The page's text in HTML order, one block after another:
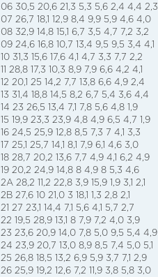
06 30,5 20,6 21,3 5,3 5,6 2,4 4,4 2,3
07 26,7 18,1 12,9 8,4 9,9 5,9 4,6 4,0
08 32,9 14,8 15,1 6,7 3,5 4,7 7,2 3,2
09 24,6 16,8 10,7 13,4 9,5 9,5 3,4 4,1
10 31,3 15,6 17,6 4,1 4,7 3,3 7,7 2,2
11 28,8 17,3 10,3 8,9 7,9 6,6 4,2 4,1
12 20,1 25 14,2 7,7 13,8 6,6 4,9 2,4
13 31,4 18,8 14,5 8,2 6,7 5,4 3,6 4,4
14 23 26,5 13,4 7,1 7,8 5,6 4,8 1,9
15 19,9 23,3 23,9 4,8 4,9 6,5 4,7 1,9
16 24,5 25,9 12,8 8,5 7,3 7 4,1 3,3
17 25,1 25,7 14,1 8,1 7,9 6,1 4,6 3,0
18 28,7 20,2 13,6 7,7 4,9 4,1 6,2 4,9
19 20,2 24,9 14,8 8 4,9 8 5,3 4,6
2A 28,2 11,2 22,8 3,9 15,9 1,9 3,1 2,1
2B 27,6 10 21,0 3 18,1 1,3 2,8 2,1
21 27 23,1 14,4 7,1 5,6 4,1 5,7 2,7
22 19,5 28,9 13,1 8 7,9 7,2 4,0 3,9
23 23,6 20,9 14,0 7,8 5,0 9,5 5,4 4,9
24 23,9 20,7 13,0 8,9 8,5 7,4 5,0 5,1
25 26,8 18,5 13,2 6,9 5,9 3,7 7,1 2,9
26 25,9 19,2 12,6 7,2 11,9 3,8 5,8 3,0